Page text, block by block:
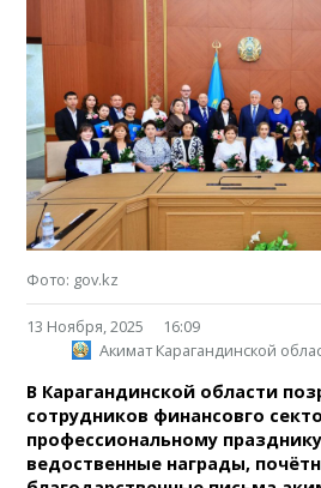
Фото: gov.kz
13 Ноября, 2025
16:09
Акимат Карагандинской
В Карагандинской области
сотрудников финансовго
профессиональному
ведоственные награды,